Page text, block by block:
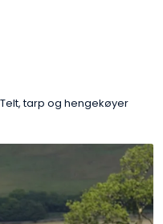
Telt, tarp og hengekøyer